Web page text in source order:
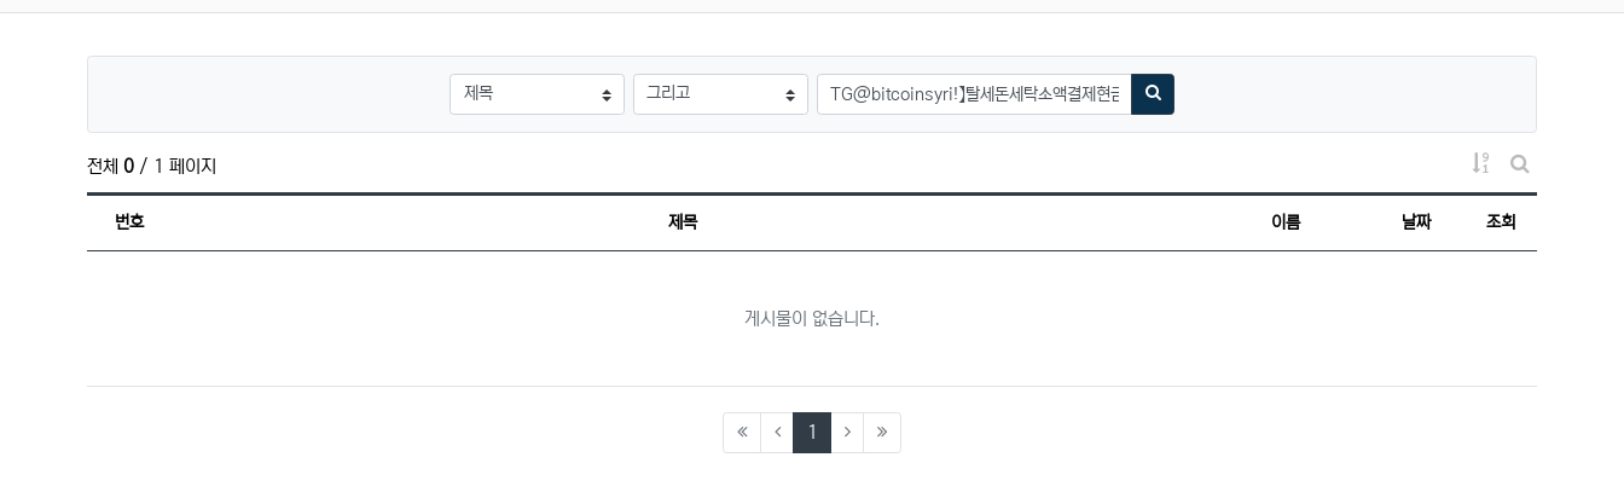
검색대상 검색어
검색하기
전체 0 / 1 페이지
게시물 정렬
게시판 검색
번호
제목 이름 날짜 조회
게시물이 없습니다.
1 (current)